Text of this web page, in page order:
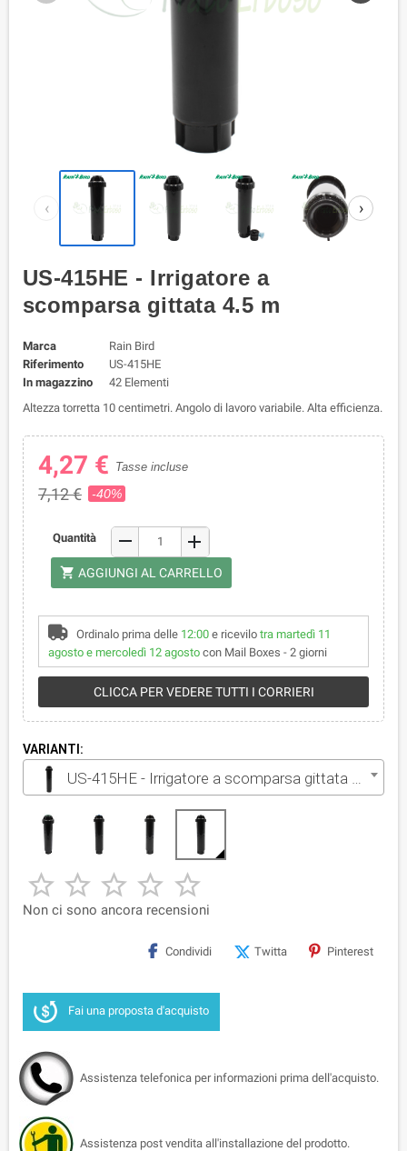
‹ ›
US-415HE - Irrigatore a
scomparsa gittata 4.5 m
Marca
Rain Bird
Riferimento
US-415HE
In magazzino
42 Elementi
Altezza torretta 10 centimetri. Angolo di lavoro variabile. Alta efficienza.
4,27 € Tasse incluse
7,12 € -40%
Quantità remove add
shopping_cart AGGIUNGI AL CARRELLO
Ordinalo prima delle 12:00e ricevilo tra martedì 11
agosto e mercoledì 12 agosto con Mail Boxes - 2 giorni
CLICCA PER VEDERE TUTTI I CORRIERI
VARIANTI:
US-415HE - Irrigatore a scomparsa gittata 4.5 m
    
Non ci sono ancora recensioni
Condividi Twitta Pinterest
Fai una proposta d'acquisto
Assistenza telefonica per informazioni prima dell'acquisto.
Assistenza post vendita all'installazione del prodotto.